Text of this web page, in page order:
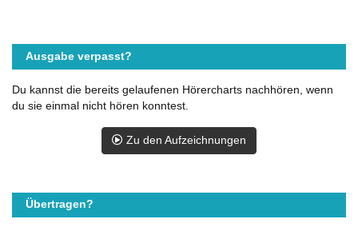
Ausgabe verpasst?
Du kannst die bereits gelaufenen Hörercharts nachhören, wenn
du sie einmal nicht hören konntest.
Zu den Aufzeichnungen
Übertragen?